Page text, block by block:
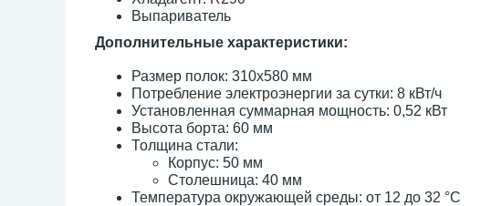
Выпариватель
Дополнительные характеристики:
Размер полок: 310х580 мм
Потребление электроэнергии за сутки: 8 кВт/ч
Установленная суммарная мощность: 0,52 кВт
Высота борта: 60 мм
Толщина стали:
Корпус: 50 мм
Столешница: 40 мм
Температура окружающей среды: от 12 до 32 °С